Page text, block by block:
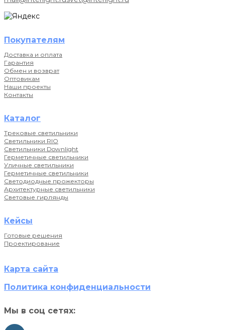
Покупателям
Доставка и оплата
Гарантия
Обмен и возврат
Оптовикам
Наши проекты
Контакты
Каталог
Трековые светильники
Светильники RIO
Светильники Downlight
Герметичные светильники
Уличные светильники
Герметичные светильники
Светодиодные прожекторы
Архитектурные светильники
Световые гирлянды
Кейсы
Готовые решения
Проектирование
Карта сайта
Политика конфиденциальности
Мы в соц сетях: